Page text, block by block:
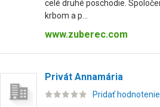
celé druhé poschodie.
krbom a p...
www.zuberec.com
Privát Annamária
Pridať hodnotenie